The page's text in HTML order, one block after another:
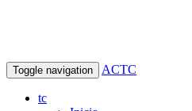
Toggle navigation ACTC
tc